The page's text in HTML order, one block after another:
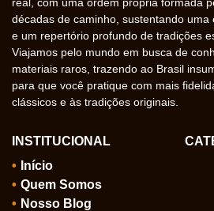
décadas de caminho, sustentando
e um repertório profundo de tradições
Viajamos pelo mundo em busca de
materiais raros, trazendo ao Brasil
para que você pratique com mais
clássicos e às tradições originais.
INSTITUCIONAL
Início
Quem Somos
Nosso Blog